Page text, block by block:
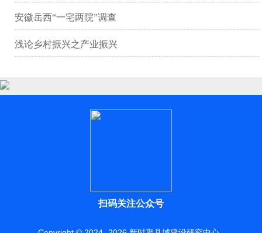
安徽岳西“一宅两院”调查
浅论乡村振兴之产业振兴
扫码关注公众号